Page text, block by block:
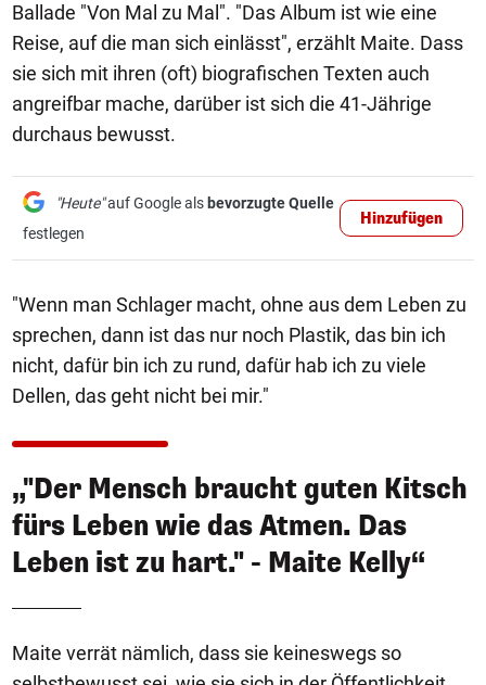
Ballade "Von Mal zu Mal". "Das Album ist wie eine
Reise, auf die man sich einlässt", erzählt Maite. Dass
sie sich mit ihren (oft) biografischen Texten auch
angreifbar mache, darüber ist sich die 41-Jährige
durchaus bewusst.
"Heute"auf Google als bevorzugte Quelle
festlegen
Hinzufügen
"Wenn man Schlager macht, ohne aus dem Leben zu
sprechen, dann ist das nur noch Plastik, das bin ich
nicht, dafür bin ich zu rund, dafür hab ich zu viele
Dellen, das geht nicht bei mir."
„"Der Mensch braucht guten Kitsch
fürs Leben wie das Atmen. Das
Leben ist zu hart." - Maite Kelly“
Maite verrät nämlich, dass sie keineswegs so